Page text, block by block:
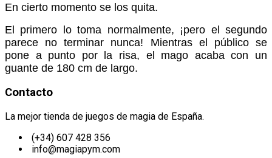
En cierto momento se los quita.
El primero lo toma normalmente, ¡pero el segundo
parece no terminar nunca! Mientras el público se
pone a punto por la risa, el mago acaba con un
guante de 180 cm de largo.
Contacto
La mejor tienda de juegos de magia de España.
(+34) 607 428 356
info@magiapym.com